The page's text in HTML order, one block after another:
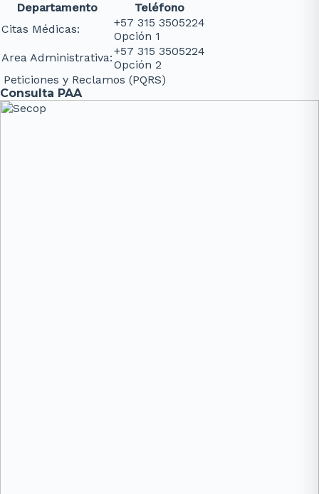
Departamento
Teléfono
Citas Médicas:
+57 315 3505224
Opción 1
Area Administrativa:+57 315 3505224
Opción 2
Peticiones y Reclamos (PQRS)
Consulta PAA